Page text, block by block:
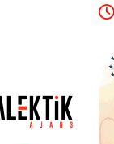
kıl payı kurtuldu